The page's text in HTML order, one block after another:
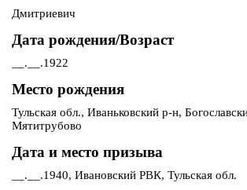
Дмитриевич
Дата рождения/Возраст
__.__.1922
Место рождения
Тульская обл., Иваньковский р-н,
Мятитрубово
Дата и место призыва
__.__.1940, Ивановский РВК, Тульская обл.